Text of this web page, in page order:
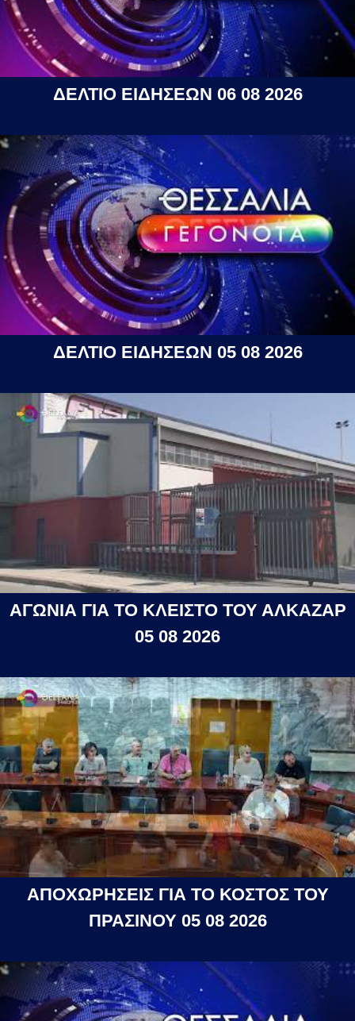
ΔΕΛΤΙΟ ΕΙΔΗΣΕΩΝ 06 08 2026
ΔΕΛΤΙΟ ΕΙΔΗΣΕΩΝ 05 08 2026
ΑΓΩΝΙΑ ΓΙΑ ΤΟ ΚΛΕΙΣΤΟ ΤΟΥ ΑΛΚΑΖΑΡ
05 08 2026
ΑΠΟΧΩΡΗΣΕΙΣ ΓΙΑ ΤΟ ΚΟΣΤΟΣ ΤΟΥ
ΠΡΑΣΙΝΟΥ 05 08 2026